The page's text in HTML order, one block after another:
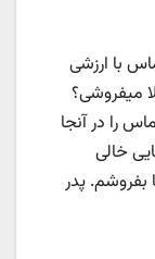
با ارزشی
میفروشی؟
را در آنجا
خالی
بفروشم. پدر